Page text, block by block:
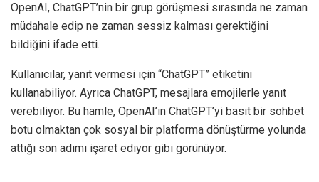
OpenAI, ChatGPT’nin bir grup görüşmesi sırasında ne zaman
müdahale edip ne zaman sessiz kalması gerektiğini
bildiğini ifade etti.
Kullanıcılar, yanıt vermesi için “ChatGPT” etiketini
kullanabiliyor. Ayrıca ChatGPT, mesajlara emojilerle yanıt
verebiliyor. Bu hamle, OpenAI’ın ChatGPT’yi basit bir sohbet
botu olmaktan çok sosyal bir platforma dönüştürme yolunda
attığı son adımı işaret ediyor gibi görünüyor.